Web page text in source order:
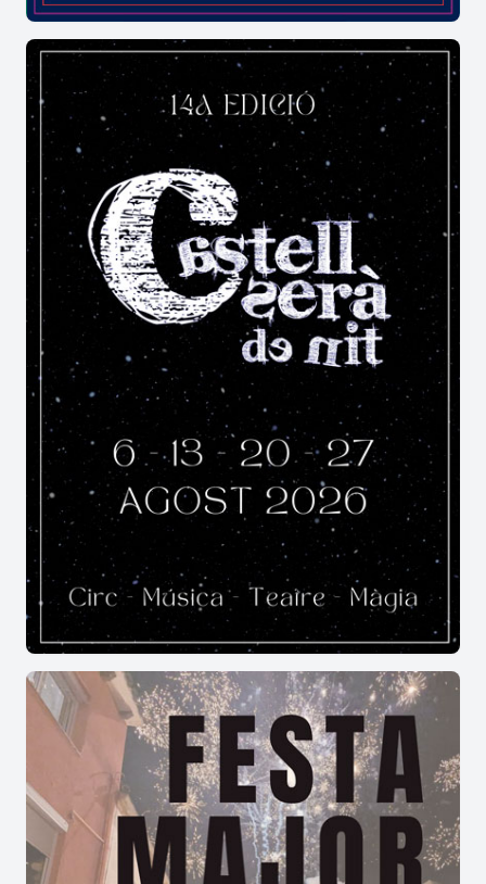
La implicació de les entitats i el veïnat fa possible
que els balls i l'esbarjo infantil omplin les
jornades de manera accessible.
On es reuneix, grans i petits per
compartir els moments més divertits
de la festa major de Ventoses de
Preixens?
La plaça del poble, el local social i els carrers de la
contrada es transformen en els escenaris
principals de la mostra, oferint un ambient
acollidor per gaudir del ball de tarda, els
concursos de cartes i de les
nits joves
amb
música en directe.
Amb aquestes propostes plenes d'energia,
aquest bell agregat de Preixensclou les seves
intenses jornades de cultura tradicional amb el
desig de continuar fent bategar la plana
lleidatana fins al pròxim any.
Secrets de l'agenda i l'organització
festiva a les Ventoses
Per als qui desitgen visitar aquesta vora de la
comarca de la Noguera, conèixer l'estructura del
calendari és clau per no perdre's res de lafesta
major de Ventoses de Preixens
Al voltant de quines dates del calendari
s'articula habitualment tota l'activitat